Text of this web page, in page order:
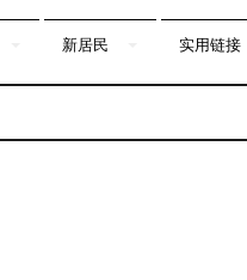
新居民 实用链接